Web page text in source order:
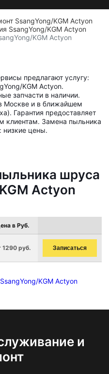
SsangYong/KGM Actyon
SsangYong/KGM Actyon
KGM Actyon
предлагают услугу:
KGM Actyon.
запчасти в наличии.
Москве и в ближайшем
Гарантия предоставляет
клиентам. Замена пыльника
низкие цены.
шруса
Actyon
в Руб.
1290 руб. Записаться
KGM Actyon
и